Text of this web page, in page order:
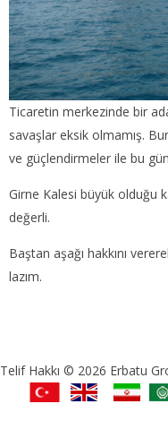
Ticaretin merkezinde bir
savaşlar eksik olmamış.
ve güçlendirmeler ile bu
Girne Kalesi büyük olduğu
değerli.
Baştan aşağı hakkını
lazım.
Telif Hakkı © 2026 Erbatu